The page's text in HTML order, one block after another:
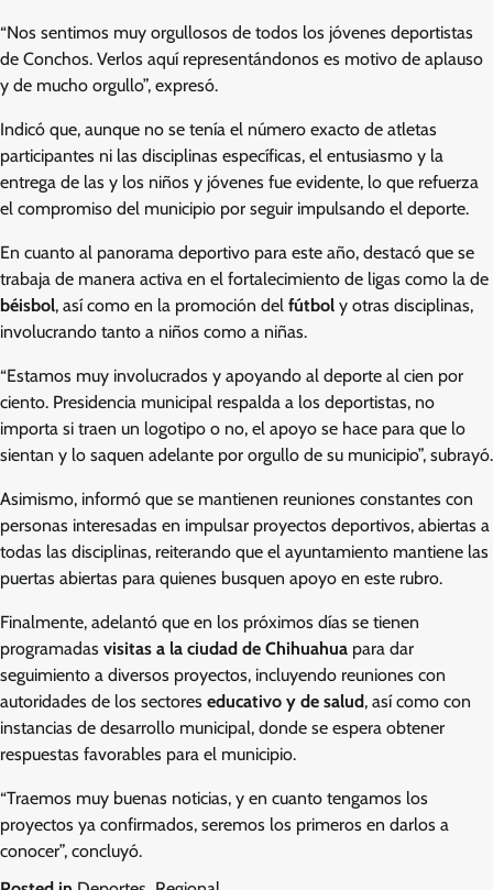
“Nos sentimos muy orgullosos de todos los jóvenes deportistas
de Conchos. Verlos aquí representándonos es motivo de aplauso
y de mucho orgullo”, expresó.
Indicó que, aunque no se tenía el número exacto de atletas
participantes ni las disciplinas específicas, el entusiasmo y la
entrega de las y los niños y jóvenes fue evidente, lo que refuerza
el compromiso del municipio por seguir impulsando el deporte.
En cuanto al panorama deportivo para este año, destacó que se
trabaja de manera activa en el fortalecimiento de ligas como la de
béisbol, así como en la promoción del fútbol y otras disciplinas,
involucrando tanto a niños como a niñas.
“Estamos muy involucrados y apoyando al deporte al cien por
ciento. Presidencia municipal respalda a los deportistas, no
importa si traen un logotipo o no, el apoyo se hace para que lo
sientan y lo saquen adelante por orgullo de su municipio”, subrayó.
Asimismo, informó que se mantienen reuniones constantes con
personas interesadas en impulsar proyectos deportivos, abiertas a
todas las disciplinas, reiterando que el ayuntamiento mantiene las
puertas abiertas para quienes busquen apoyo en este rubro.
Finalmente, adelantó que en los próximos días se tienen
programadas visitas a la ciudad de Chihuahua para dar
seguimiento a diversos proyectos, incluyendo reuniones con
autoridades de los sectores educativo y de salud, así como con
instancias de desarrollo municipal, donde se espera obtener
respuestas favorables para el municipio.
“Traemos muy buenas noticias, y en cuanto tengamos los
proyectos ya confirmados, seremos los primeros en darlos a
conocer”, concluyó.